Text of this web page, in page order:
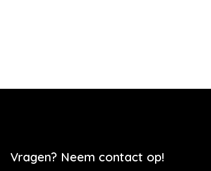
Vragen? Neem contact op!